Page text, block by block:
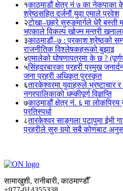
१काठमाडौं क्षेत्र नं ७ का नेकपाका
श्रेष्ठसहित दर्जनौं युवा एमाले प्रवेश
२टोखा–छहरे सुरुङमार्गले धेरै बस्ती
भएकाले विकल्प खोज्न मन्त्री
३काठमाडौं–७ : प्रकाश श्रेष्ठको
राजनीतिक विश्लेषकहरूको बुझाइ
४एमालेको घोषणापत्रमा के छ ?
५सिंहदरबारका प्रहरी प्रमुख
जना प्रहरी अधिकृत पुरस्कृत
६तारकेश्वरमा युवाहरुले भ्रष्टाचार
नगरपालिकाको धम्कीपूर्ण विज्ञप्ति
७काठमाडौं क्षेत्र नं. ६ मा
प्रतिस्पर्धा
८तारकेश्वर साङ्गला पटापुमा ईभी
प्रहरीले सुरु गर्‍यो सबै कोणबाट
सामाखुशी, रानीबारी, काठमाण्डौँ